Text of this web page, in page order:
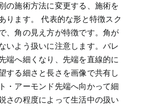
の施術方法に変更する、施術を
ります。 代表的な形と特徴スク
、角の見え方が特徴です。角が
いよう扱いに注意します。バレ
端へ細くなり、先端を直線的に
する細さと長さを画像で共有し
・アーモンド先端へ向かって細
さの程度によって生活中の扱い